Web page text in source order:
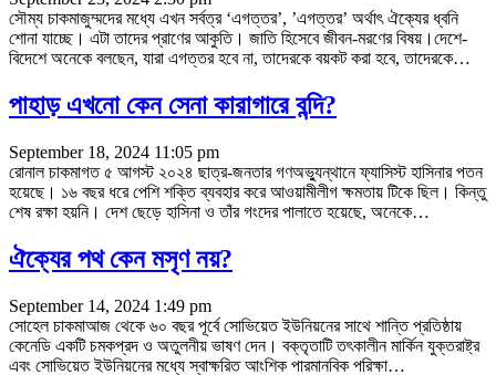
সৌম্য চাকমাজুম্মদের মধ্যে এখন সর্বত্র ‘এগত্তর’, ’এগত্তর’ অর্থাৎ ঐক্যের ধ্বনি
শোনা যাচ্ছে। এটা তাদের প্রাণের আকুতি। জাতি হিসেবে জীবন-মরণের বিষয়।দেশে-
বিদেশে অনেকে বলছেন, যারা এগত্তর হবে না, তাদেরকে বয়কট করা হবে, তাদেরকে…
পাহাড় এখনো কেন সেনা কারাগারে বন্দি?
September 18, 2024 11:05 pm
রোনাল চাকমাগত ৫ আগস্ট ২০২৪ ছাত্র-জনতার গণঅভ্যুন্থানে ফ্যাসিস্ট হাসিনার পতন
হয়েছে। ১৬ বছর ধরে পেশি শক্তি ব্যবহার করে আওয়ামীলীগ ক্ষমতায় টিকে ছিল। কিন্তু
শেষ রক্ষা হয়নি। দেশ ছেড়ে হাসিনা ও তাঁর গংদের পালাতে হয়েছে, অনেকে…
ঐক্যের পথ কেন মসৃণ নয়?
September 14, 2024 1:49 pm
সোহেল চাকমাআজ থেকে ৬০ বছর পূর্বে সোভিয়েত ইউনিয়নের সাথে শান্তি প্রতিষ্ঠায়
কেনেডি একটি চমকপ্রদ ও অতুলনীয় ভাষণ দেন। বক্তৃতাটি তৎকালীন মার্কিন যুক্তরাষ্ট্র
এবং সোভিয়েত ইউনিয়নের মধ্যে স্বাক্ষরিত আংশিক পারমানবিক পরিক্ষা…